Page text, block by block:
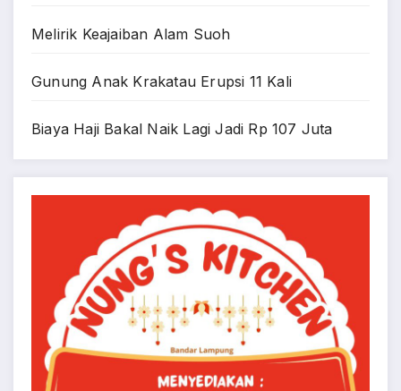
Melirik Keajaiban Alam Suoh
Gunung Anak Krakatau Erupsi 11 Kali
Biaya Haji Bakal Naik Lagi Jadi Rp 107 Juta